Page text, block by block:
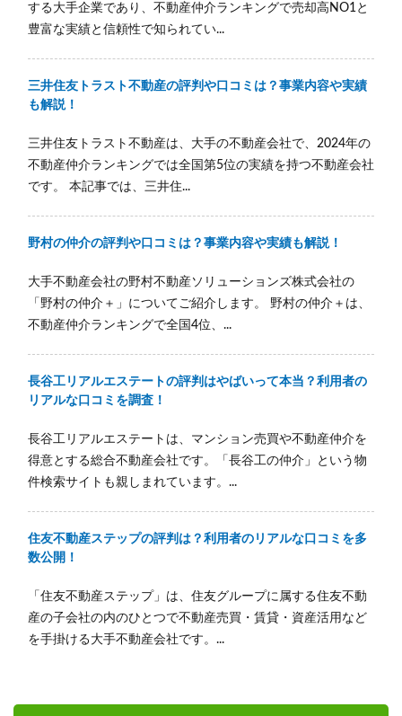
する大手企業であり、不動産仲介ランキングで売却高NO1と
豊富な実績と信頼性で知られてい...
三井住友トラスト不動産の評判や口コミは？事業内容や実績
も解説！
三井住友トラスト不動産は、大手の不動産会社で、2024年の
不動産仲介ランキングでは全国第5位の実績を持つ不動産会社
です。 本記事では、三井住...
野村の仲介の評判や口コミは？事業内容や実績も解説！
大手不動産会社の野村不動産ソリューションズ株式会社の
「野村の仲介＋」についてご紹介します。 野村の仲介＋は、
不動産仲介ランキングで全国4位、...
長谷工リアルエステートの評判はやばいって本当？利用者の
リアルな口コミを調査！
長谷工リアルエステートは、マンション売買や不動産仲介を
得意とする総合不動産会社です。「長谷工の仲介」という物
件検索サイトも親しまれています。...
住友不動産ステップの評判は？利用者のリアルな口コミを多
数公開！
「住友不動産ステップ」は、住友グループに属する住友不動
産の子会社の内のひとつで不動産売買・賃貸・資産活用など
を手掛ける大手不動産会社です。...